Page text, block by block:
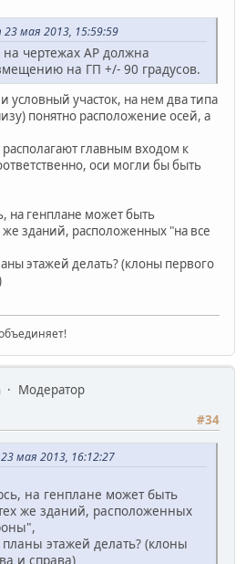
мая 2013, 15:59:59
чертежах АР должна
на ГП +/- 90 градусов.
участок, на нем два типа
понятно расположение осей, а
главным входом к
оси могли бы быть
на генплане может быть
же зданий, расположенных "на все
этажей делать? (клоны первого
Модератор
#34
мая 2013, 16:12:27
на генплане может быть
же зданий, расположенных
этажей делать? (клоны
и справа)